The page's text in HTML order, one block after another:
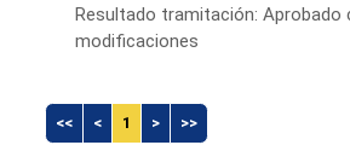
Resultado tramitación: Aprobado
modificaciones
<< < 1 > >>